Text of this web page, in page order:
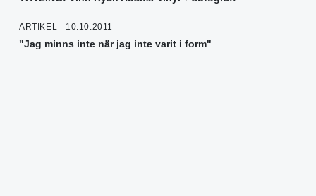
ARTIKEL - 10.10.2011
"Jag minns inte när jag inte varit i form"